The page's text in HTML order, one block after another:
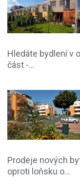
Hledáte bydlení v
část -...
Prodeje nových
oproti loňsku o...